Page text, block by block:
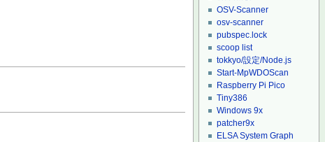
OSV-Scanner
osv-scanner
pubspec.lock
scoop list
tokkyo/設定/Node.js
Start-MpWDOScan
Raspberry Pi Pico
Tiny386
Windows 9x
patcher9x
ELSA System Graph